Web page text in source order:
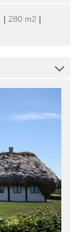
| 280 m2 |